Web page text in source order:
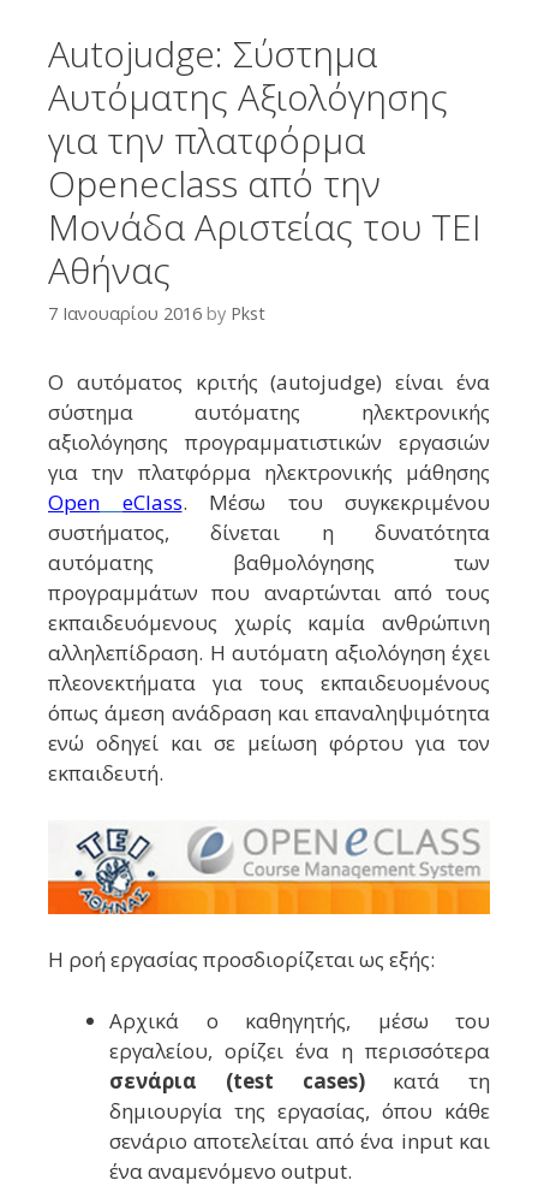
Αutojudge: Σύστημα
Αυτόματης Αξιολόγησης
για την πλατφόρμα
Openeclass από την
Μονάδα Αριστείας του ΤΕΙ
Αθήνας
7 Ιανουαρίου 2016 by Pkst
Ο αυτόματος κριτής (autojudge) είναι ένα
σύστημα αυτόματης ηλεκτρονικής
αξιολόγησης προγραμματιστικών εργασιών
για την πλατφόρμα ηλεκτρονικής μάθησης
Open
eClass. Μέσω του συγκεκριμένου
συστήματος, δίνεται η δυνατότητα
αυτόματης βαθμολόγησης των
προγραμμάτων που αναρτώνται από τους
εκπαιδευόμενους χωρίς καμία ανθρώπινη
αλληλεπίδραση. Η αυτόματη αξιολόγηση έχει
πλεονεκτήματα για τους εκπαιδευομένους
όπως άμεση ανάδραση και επαναληψιμότητα
ενώ οδηγεί και σε μείωση φόρτου για τον
εκπαιδευτή.
Η ροή εργασίας προσδιορίζεται ως εξής:
Αρχικά ο καθηγητής, μέσω του
εργαλείου, ορίζει ένα η περισσότερα
σενάρια (test cases)κατά τη
δημιουργία της εργασίας, όπου κάθε
σενάριο αποτελείται από ένα inputκαι
ένα αναμενόμενο output.